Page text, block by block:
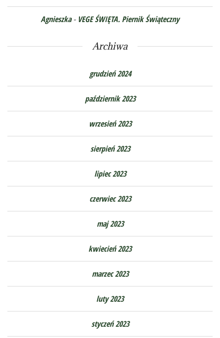
Agnieszka- VEGE ŚWIĘTA. Piernik Świąteczny
Archiwa
grudzień 2024
październik 2023
wrzesień 2023
sierpień 2023
lipiec 2023
czerwiec 2023
maj 2023
kwiecień 2023
marzec 2023
luty 2023
styczeń 2023